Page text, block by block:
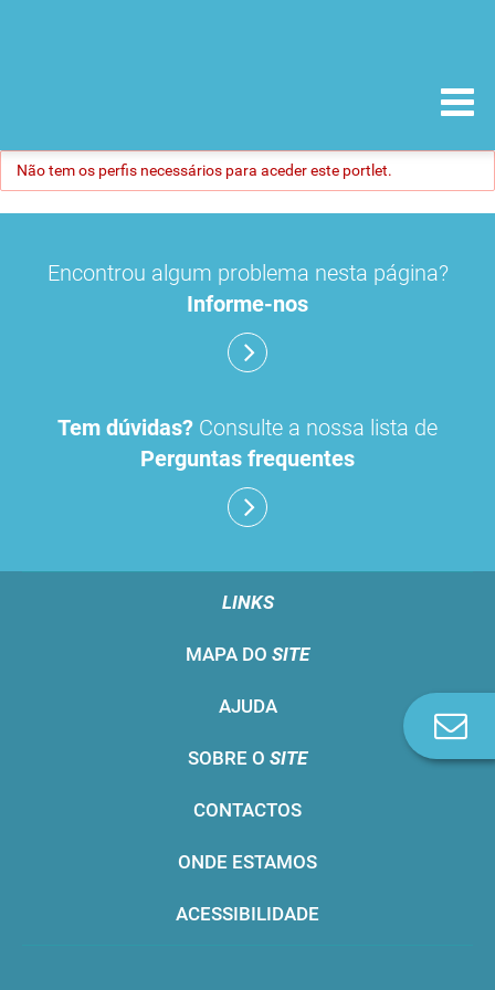
Não tem os perfis necessários para aceder este portlet.
Encontrou algum problema nesta página?
Informe-nos
Tem dúvidas? Consulte a nossa lista de
Perguntas frequentes
LINKS
MAPA DO SITE
AJUDA
SOBRE O SITE
CONTACTOS
ONDE ESTAMOS
ACESSIBILIDADE